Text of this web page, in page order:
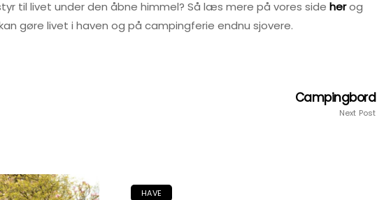
til livet under den åbne himmel? Så læs mere på vores side herog
gøre livet i haven og på campingferie endnu sjovere.
Campingbord
Next Post
HAVE